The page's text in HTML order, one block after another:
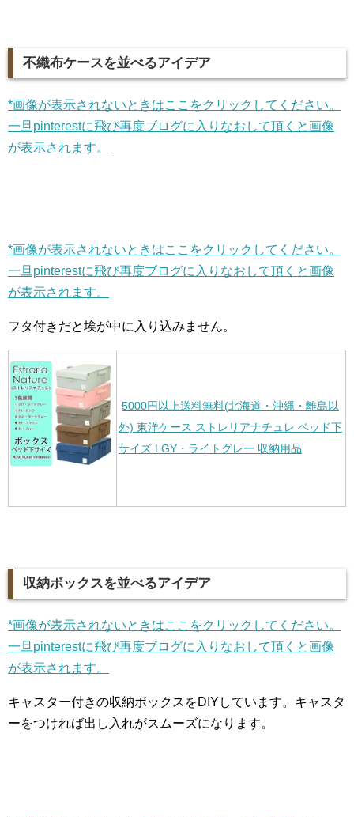
不織布ケースを並べるアイデア
*画像が表示されないときはここをクリックしてください。
一旦pinterestに飛び再度ブログに入りなおして頂くと画像
が表示されます。
*画像が表示されないときはここをクリックしてください。
一旦pinterestに飛び再度ブログに入りなおして頂くと画像
が表示されます。
フタ付きだと埃が中に入り込みません。
5000円以上送料無料(北海道・沖縄・離島以
外) 東洋ケース ストレリアナチュレ ベッド下
サイズ LGY・ライトグレー 収納用品
収納ボックスを並べるアイデア
*画像が表示されないときはここをクリックしてください。
一旦pinterestに飛び再度ブログに入りなおして頂くと画像
が表示されます。
キャスター付きの収納ボックスをDIYしています。キャスタ
ーをつければ出し入れがスムーズになります。